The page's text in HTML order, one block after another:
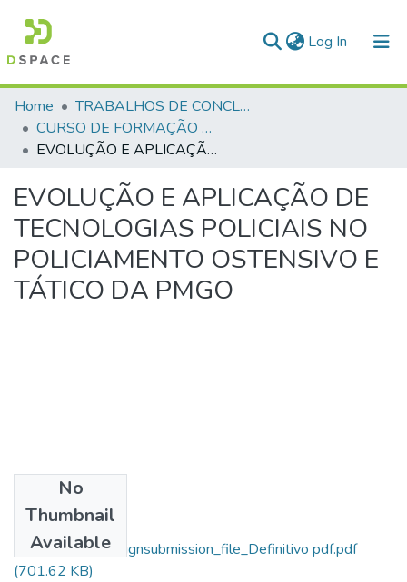
Log In (current)
Communities & Collections
All of DSpace
Home
TRABALHOS DE CONCLUSÃO DE CURSO - CFP (CURSO DE FORMAÇÃO DE PRAÇAS)
CURSO DE FORMAÇÃO DE PRAÇAS - CFP- 2025 - 2ª Turma
EVOLUÇÃO E APLICAÇÃO DE TECNOLOGIAS POLICIAIS NO POLICIAMENTO OSTENSIVO E TÁTICO DA PMGO
EVOLUÇÃO E APLICAÇÃO DE
TECNOLOGIAS POLICIAIS NO
POLICIAMENTO OSTENSIVO E
TÁTICO DA PMGO
No
Thumbnail
Available
Lucas Henrique
Nery_76900_assignsubmission_file_Definitivo pdf.pdf
(701.62 KB)